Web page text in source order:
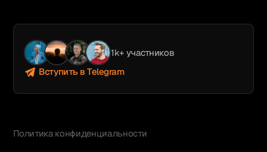
1k+ участников
Вступить в Telegram
Политика конфиденциальности